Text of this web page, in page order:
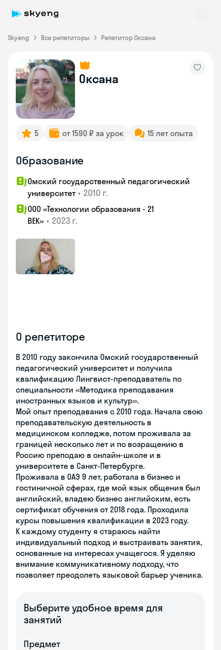
Skyeng Все репетиторы Репетитор Оксана
Оксана
5 от 1590 ₽ за урок 15 лет опыта
Образование
Омский государственный педагогический
университет • 2010 г.
ООО «Технологии образования - 21
ВЕК» • 2023 г.
О репетиторе
В 2010 году закончила Омский государственный
педагогический университет и получила
квалификацию Лингвист-преподаватель по
специальности «Методика преподавания
иностранных языков и культур».
Мой опыт преподавания с 2010 года. Начала свою
преподавательскую деятельность в
медицинском колледже, потом проживала за
границей несколько лет и по возращению в
Россию преподаю в онлайн-школе и в
университете в Санкт-Петербурге.
Проживала в ОАЭ 9 лет, работала в бизнес и
гостиничной сферах, где мой язык общения был
английский, владею бизнес английским, есть
сертификат обучения от 2018 года. Проходила
курсы повышения квалификации в 2023 году.
К каждому студенту я стараюсь найти
индивидуальный подход и выстраивать занятия,
основанные на интересах учащегося. Я уделяю
внимание коммуникативному подходу, что
позволяет преодолеть языковой барьер ученика.
Выберите удобное время для
занятий
Предмет
Skyeng Chat
online